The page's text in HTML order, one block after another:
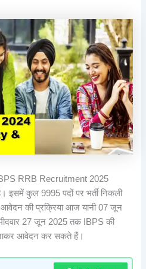
RRB Recruitment 2025
इसमें कुल 9995 पदों पर भर्ती निकली
की प्रक्रिया आज यानी 07 जून
27 जून 2025 तक IBPS की
आवेदन कर सकते हैं।